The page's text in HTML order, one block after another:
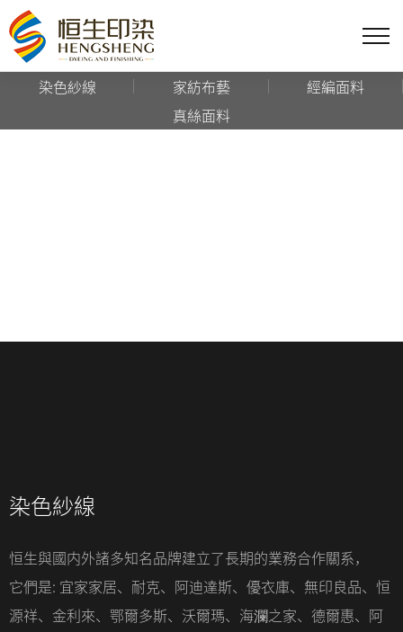
染色紗線 家紡布藝
經編面料
真絲面料
染色紗線
恒生與國内外諸多知名品牌建立了長期的業務合作關系，
它們是: 宜家家居、耐克、阿迪達斯、優衣庫、無印良品、恒
源祥、金利來、鄂爾多斯、沃爾瑪、海瀾之家、德爾惠、阿